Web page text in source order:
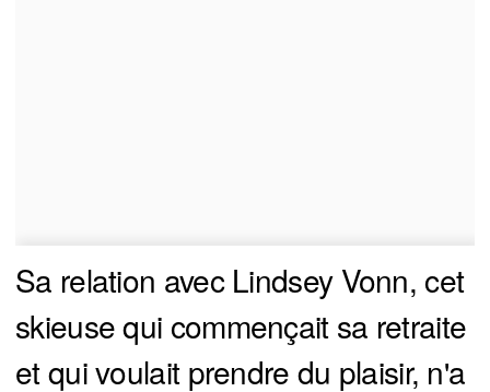
Sa relation avec Lindsey Vonn, cet
skieuse qui commençait sa retraite
et qui voulait prendre du plaisir, n'a